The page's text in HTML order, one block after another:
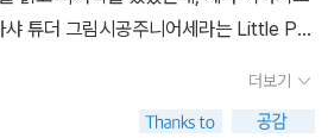
창 밖의 참새도 친구로 삼는다. 낡고 초
한다. 점심도 굶어서 배가 너무 고팠던 날,
서 자기보다 더 배 고픈 거지 아이에게
고백하듯 말한 적도 있었다. “그럴 때는
것 같은 느낌이 들어. 그래서 나도 받아쳐
서 내 입에서 나쁜 말이 튀어 나오기 전에
와야 해.” 지금이 바로 그런 순간이었다.
튜더 그림시공주니어세라는 Little Pri
고, 품위있을 뿐입니다.세라는 착하고 이
친선생님은 자신보다 똑똑한 세라를 미
더보기